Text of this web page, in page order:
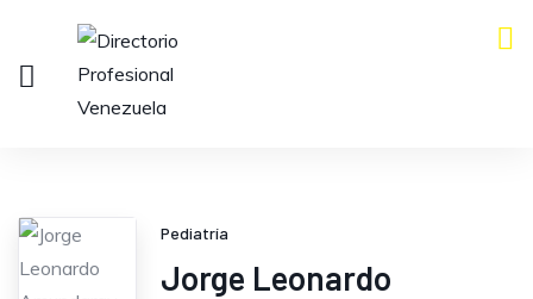
Pediatría
Jorge Leonardo